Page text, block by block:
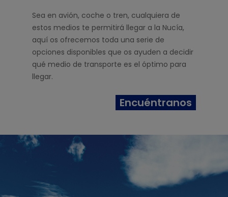
Sea en avión, coche o tren, cualquiera de
estos medios te permitirá llegar a la Nucía,
aquí os ofrecemos toda una serie de
opciones disponibles que os ayuden a decidir
qué medio de transporte es el óptimo para
llegar.
Encuéntranos